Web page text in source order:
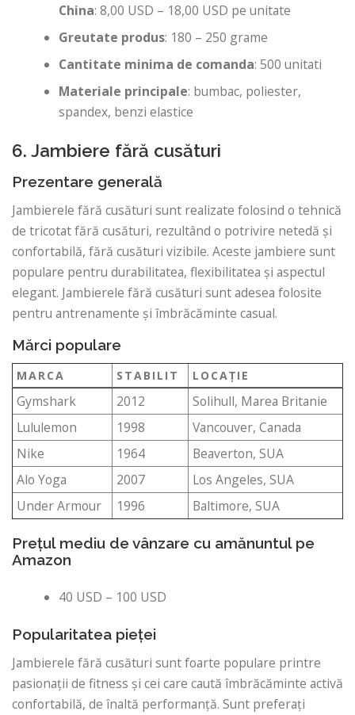
China: 8,00 USD – 18,00 USD pe unitate
Greutate produs: 180 – 250 grame
Cantitate minima de comanda: 500 unitati
Materiale principale: bumbac, poliester,
spandex, benzi elastice
6. Jambiere fără cusături
Prezentare generală
Jambierele fără cusături sunt realizate folosind o tehnică
de tricotat fără cusături, rezultând o potrivire netedă și
confortabilă, fără cusături vizibile. Aceste jambiere sunt
populare pentru durabilitatea, flexibilitatea și aspectul
elegant. Jambierele fără cusături sunt adesea folosite
pentru antrenamente și îmbrăcăminte casual.
Mărci populare
MARCA STABILIT LOCAŢIE
Gymshark 2012
Solihull, Marea Britanie
Lululemon
1998
Vancouver, Canada
Nike
1964
Beaverton, SUA
Alo Yoga
2007
Los Angeles, SUA
Under Armour
1996 Baltimore, SUA
Prețul mediu de vânzare cu amănuntul pe
Amazon
40 USD – 100 USD
Popularitatea pieței
Jambierele fără cusături sunt foarte populare printre
pasionații de fitness și cei care caută îmbrăcăminte activă
confortabilă, de înaltă performanță. Sunt preferați